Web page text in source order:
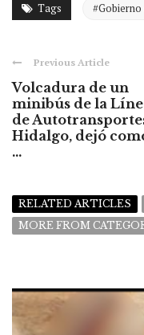
Tags #Gobierno
Previous Article
Volcadura de un
minibús de la
de
Hidalgo, dejó
...
RELATED ARTICLES
MORE FROM